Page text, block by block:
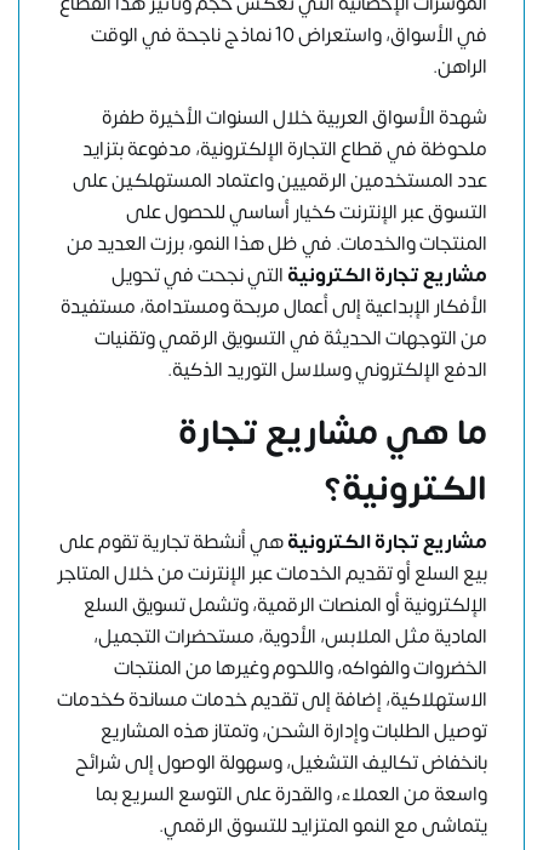
في الأسواق، واستعراض 10 نماذج ناجحة في الوقت
الراهن.
شهدة الأسواق العربية خلال السنوات الأخيرة طفرة
ملحوظة في قطاع التجارة الإلكترونية، مدفوعة بتزايد
عدد المستخدمين الرقميين واعتماد المستهلكين على
التسوق عبر الإنترنت كخيار أساسي للحصول على
المنتجات والخدمات. في ظل هذا النمو، برزت العديد من
مشاريع تجارة الكترونيةالتي نجحت في تحويل
الأفكار الإبداعية إلى أعمال مربحة ومستدامة، مستفيدة
من التوجهات الحديثة في التسويق الرقمي وتقنيات
الدفع الإلكتروني وسلاسل التوريد الذكية.
ما هي مشاريعتجارة
الكترونية؟
مشاريع تجارة الكترونيةهي أنشطة تجارية تقوم على
بيع السلع أو تقديم الخدمات عبر الإنترنت من خلال المتاجر
الإلكترونية أو المنصات الرقمية، وتشمل تسويق السلع
المادية مثل الملابس، الأدوية، مستحضرات التجميل،
الخضروات والفواكه، واللحوم وغيرها من المنتجات
الاستهلاكية، إضافة إلى تقديم خدمات مساندة كخدمات
توصيل الطلبات وإدارة الشحن، وتمتاز هذه المشاريع
بانخفاض تكاليف التشغيل، وسهولة الوصول إلى شرائح
واسعة من العملاء، والقدرة على التوسع السريع بما
يتماشى مع النمو المتزايد للتسوق الرقمي.